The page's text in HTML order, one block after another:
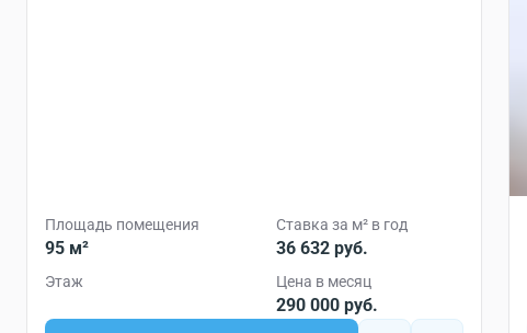
Площадь помещения
95 м²
Ставка за м² в год
36 632 руб.
Этаж Цена в месяц
290 000 руб.